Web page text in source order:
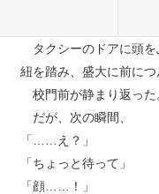
タクシーのドアに頭を
紐を踏み、盛大に前につ
校門前が静まり返った
だが、次の瞬間、
「……え？」
「ちょっと待って」
「顔……！」